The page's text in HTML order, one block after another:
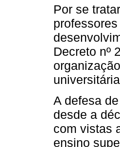
Por se
Decreto nº
A defesa
desde a
com vistas
ensino